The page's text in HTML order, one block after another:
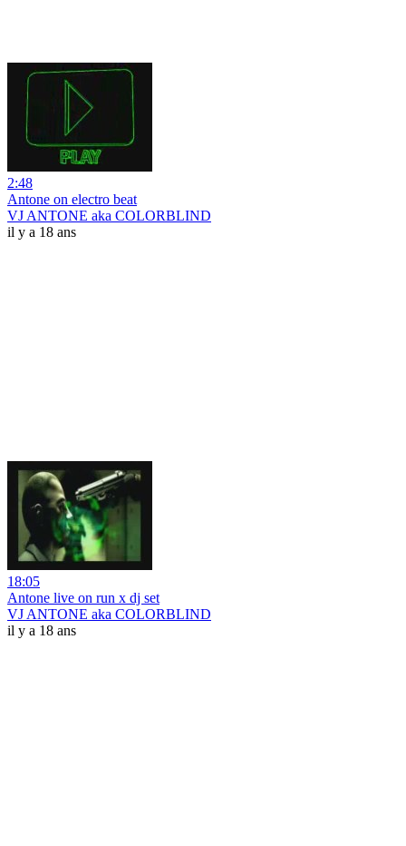
2:48
Antone on electro beat
VJ ANTONE aka COLORBLIND
il y a 18 ans
18:05
Antone live on run x dj set
VJ ANTONE aka COLORBLIND
il y a 18 ans